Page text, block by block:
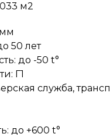
м2
50 лет
до -50 t°
Г1
служба,
до +600 t°